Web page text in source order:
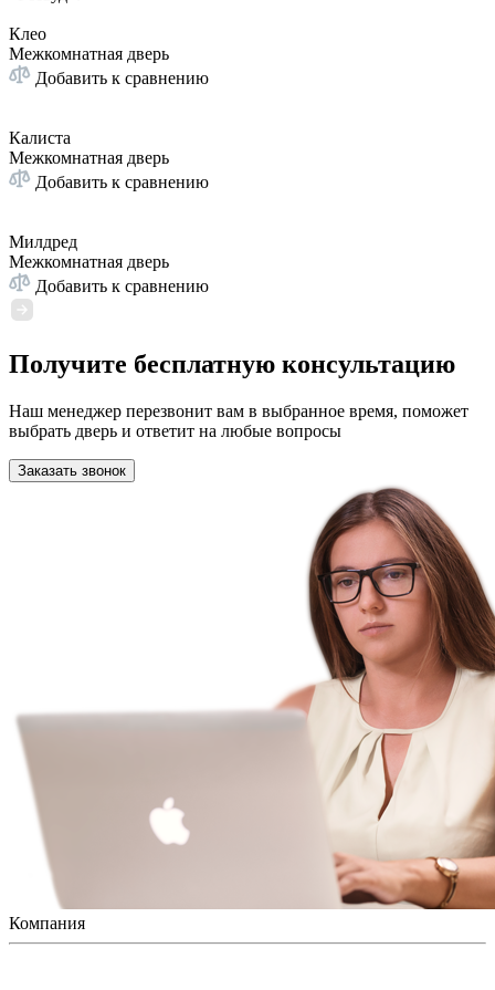
Клео
Межкомнатная дверь
Добавить к сравнению
Калиста
Межкомнатная дверь
Добавить к сравнению
Милдред
Межкомнатная дверь
Добавить к сравнению
Получите бесплатную консультацию
Наш менеджер перезвонит вам в выбранное время, поможет
выбрать дверь и ответит на любые вопросы
Заказать звонок
Компания